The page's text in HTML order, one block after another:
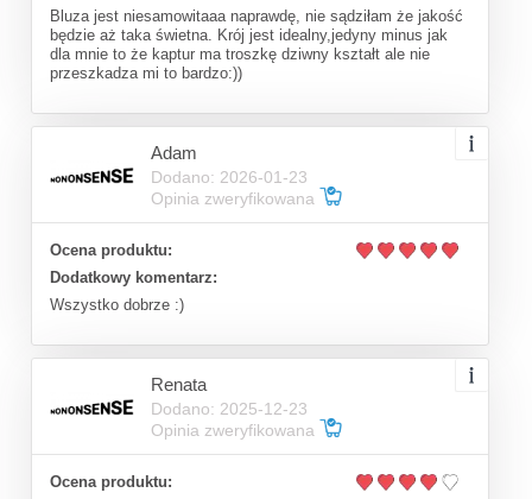
Bluza jest niesamowitaaa naprawdę, nie sądziłam że jakość
będzie aż taka świetna. Krój jest idealny,jedyny minus jak
dla mnie to że kaptur ma troszkę dziwny kształt ale nie
przeszkadza mi to bardzo:))
Adam
Dodano: 2026-01-23
Opinia zweryfikowana
Ocena produktu:
Dodatkowy komentarz:
Wszystko dobrze :)
Renata
Dodano: 2025-12-23
Opinia zweryfikowana
Ocena produktu: